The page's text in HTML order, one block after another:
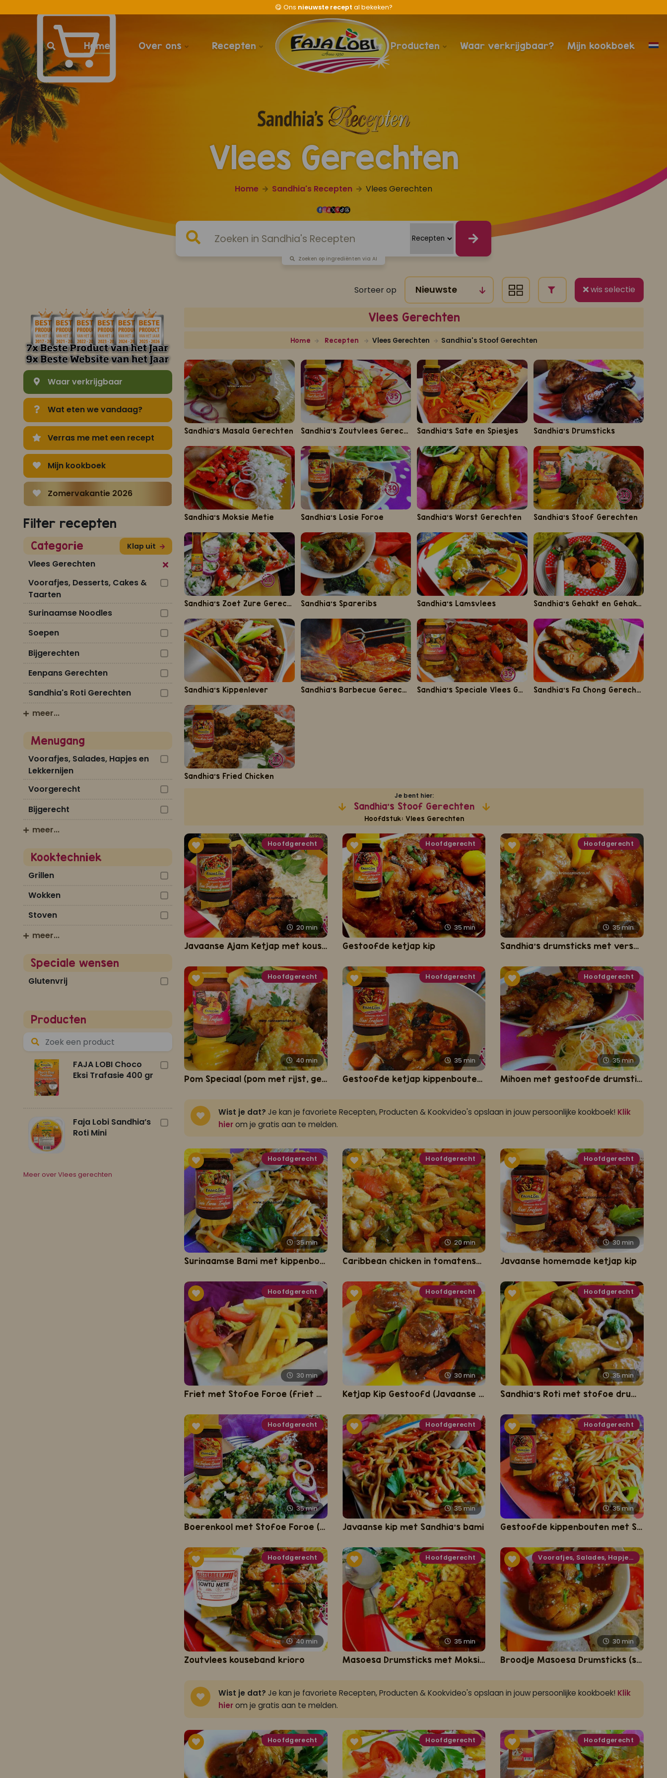
😋 Ons nieuwste recept al bekeken?
Home Over ons Recepten Producten Waar verkrijgbaar? Mijn kookboek
Vlees Gerechten
Home Sandhia's Recepten Vlees Gerechten
Zoeken op ingrediënten via AI
Waar verkrijgbaar
Wat eten we vandaag?
Verras me met een recept
Mijn kookboek
Zomervakantie 2026
Filter recepten
Categorie Klap uit
Vlees Gerechten
Voorafjes, Desserts, Cakes &
Taarten
Surinaamse Noodles
Soepen
Bijgerechten
Eenpans Gerechten
Sandhia's Roti Gerechten
meer...
Menugang
Voorafjes, Salades, Hapjes en
Lekkernijen
Voorgerecht
Bijgerecht
meer...
Kooktechniek
Grillen
Wokken
Stoven
meer...
Speciale wensen
Glutenvrij
Producten
FAJA LOBI Choco
Eksi Trafasie 400 gr
Faja Lobi Sandhia’s
Roti Mini
Meer over Vlees gerechten
Sorteer op wis selectie
Vlees Gerechten
Home Recepten Vlees Gerechten Sandhia's Stoof Gerechten
Sandhia's Masala Gerechten Sandhia's Zoutvlees Gerechten Sandhia's Sate en Spiesjes Sandhia's Drumsticks
Sandhia's Moksie Metie Sandhia's Losie Foroe Sandhia's Worst Gerechten Sandhia's Stoof Gerechten
Sandhia's Zoet Zure Gerechten Sandhia's Spareribs Sandhia's Lamsvlees Sandhia’s Gehakt en Gehaktballen
Sandhia's Kippenlever Sandhia's Barbecue Gerechten Sandhia's Speciale Vlees Gerechten Sandhia's Fa Chong Gerechten
Sandhia's Fried Chicken
Je bent hier:
Sandhia's Stoof Gerechten
Hoofdstuk: Vlees Gerechten
Hoofdgerecht
20 min
Javaanse Ajam Ketjap met kousenband
Hoofdgerecht
35min
Gestoofde ketjap kip
Hoofdgerecht
35min
Sandhia's drumsticks met verse tomaat
Hoofdgerecht
40 min
Pom Speciaal (pom met rijst, gestoofde kippenbouten en kousenband)
Hoofdgerecht
35min
Gestoofde ketjap kippenbouten met pruimen
Hoofdgerecht
35min
Mihoen met gestoofde drumsticks
Wist je dat? Je kan je favoriete Recepten, Producten & Kookvideo's opslaan in jouw persoonlijke kookboek! Klik
hierom je gratis aan te melden.
Hoofdgerecht
35min
Surinaamse Bami met kippenbouten en paksoi
Hoofdgerecht
20min
Caribbean chicken in tomatensauce
Hoofdgerecht
30 min
Javaanse homemade ketjap kip
Hoofdgerecht
30 min
Friet met Stofoe Foroe (friet met speciaal gestoofd vlees)
Hoofdgerecht
30min
Ketjap Kip Gestoofd (Javaanse kip met zoete ketjap)
Hoofdgerecht
35min
Sandhia's Roti met stofoe drummie's
Hoofdgerecht
35min
Boerenkool met Stofoe Foroe (boerenkool met speciaal gestoofde drumsticks)
Hoofdgerecht
35min
Javaanse kip met Sandhia's bami
Hoofdgerecht
35min
Gestoofde kippenbouten met Sandhia's bami
Hoofdgerecht
40min
Zoutvlees kouseband krioro
Hoofdgerecht
35min
Masoesa Drumsticks met Moksie Alesie
Voorafjes, Salades, Hapjes en Lekkernijen
30 min
Broodje Masoesa Drumsticks (speciaal gestoofde drumsticks met brood)
Wist je dat? Je kan je favoriete Recepten, Producten & Kookvideo's opslaan in jouw persoonlijke kookboek! Klik
hierom je gratis aan te melden.
Hoofdgerecht Hoofdgerecht Hoofdgerecht